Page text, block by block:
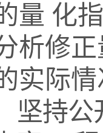
量 化
析修
实际
坚持